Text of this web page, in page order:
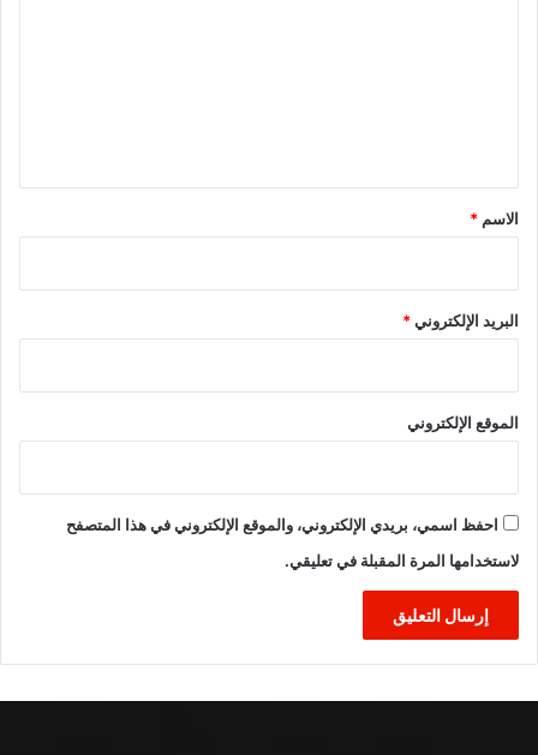
*
الاسم *
البريد الإلكتروني*
الموقع الإلكتروني
احفظ اسمي، بريدي الإلكتروني، والموقع الإلكتروني في هذا المتصفح
لاستخدامها المرة المقبلة في تعليقي.